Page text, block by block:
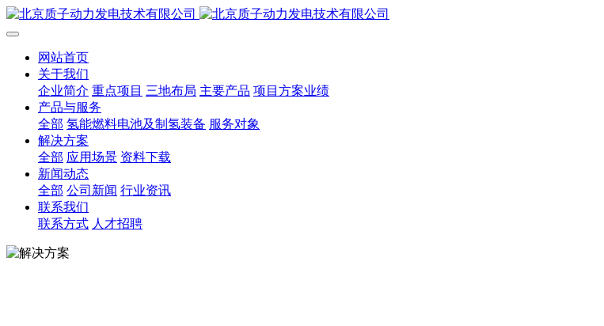
网站首页
关于我们
企业简介 重点项目 三地布局 主要产品 项目方案业绩
产品与服务
全部 氢能燃料电池及制氢装备 服务对象
解决方案
全部 应用场景 资料下载
新闻动态
全部 公司新闻 行业资讯
联系我们
联系方式 人才招聘